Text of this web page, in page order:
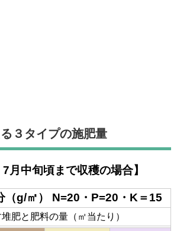
３タイプの施肥量
7月中旬頃まで収穫の場合】
（g/㎡） N=20・P=20・K＝15
肥と肥料の量（㎡当たり）